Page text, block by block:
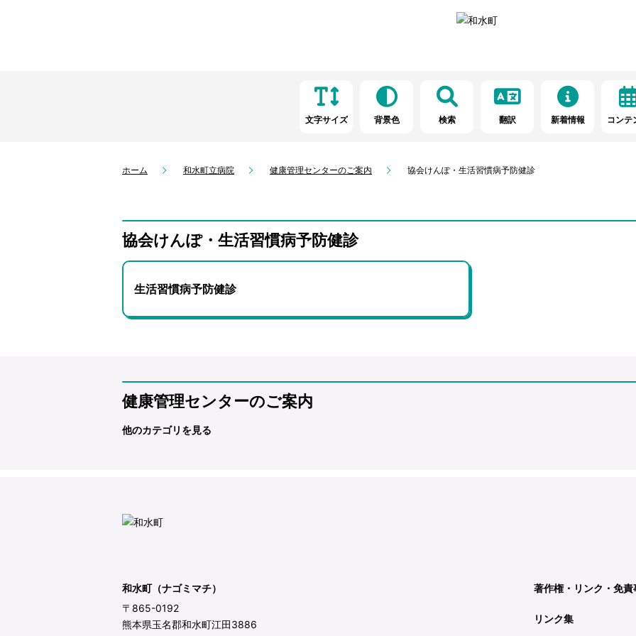
文字サイズ 背景色 検索 翻訳 新着情報 コンテ
ホーム 和水町立病院 健康管理センターのご案内 協会けんぽ・生活習慣病予防健診
協会けんぽ・生活習慣病予防健診
生活習慣病予防健診
健康管理センターのご案内
他のカテゴリを見る
和水町（ナゴミマチ）
〒865-0192
熊本県玉名郡和水町江田3886
著作権・リンク・免責
リンク集